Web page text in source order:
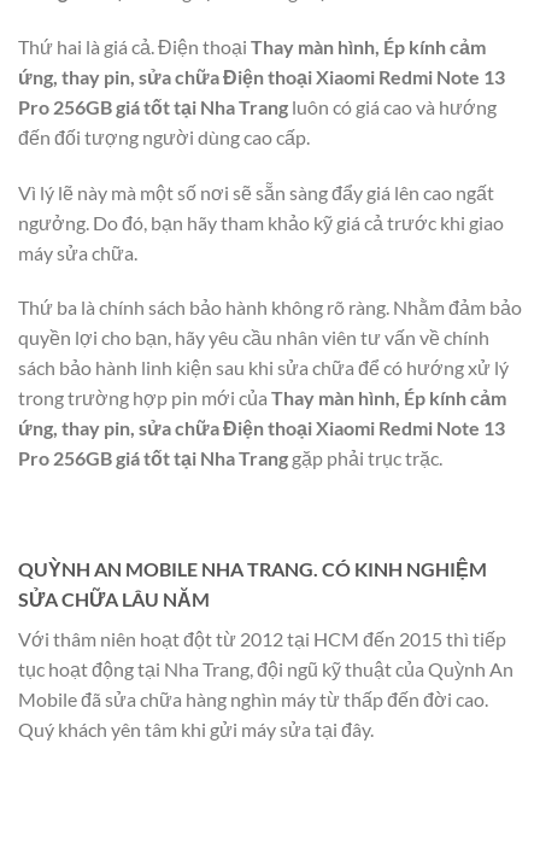
Thứ hai là giá cả. Điện thoại Thay màn hình, Ép kính cảm
ứng, thay pin, sửa chữa Điện thoại Xiaomi Redmi Note 13
Pro 256GB giá tốt tại Nha Trang luôn có giá cao và hướng
đến đối tượng người dùng cao cấp.
Vì lý lẽ này mà một số nơi sẽ sẵn sàng đẩy giá lên cao ngất
ngưởng. Do đó, bạn hãy tham khảo kỹ giá cả trước khi giao
máy sửa chữa.
Thứ ba là chính sách bảo hành không rõ ràng. Nhằm đảm bảo
quyền lợi cho bạn, hãy yêu cầu nhân viên tư vấn về chính
sách bảo hành linh kiện sau khi sửa chữa để có hướng xử lý
trong trường hợp pin mới của Thay màn hình, Ép kính cảm
ứng, thay pin, sửa chữa Điện thoại Xiaomi Redmi Note 13
Pro 256GB giá tốt tại Nha Trang gặp phải trục trặc.
QUỲNH AN MOBILE NHA TRANG. CÓ KINH NGHIỆM
SỬA CHỮA LÂU NĂM
Với thâm niên hoạt đột từ 2012 tại HCM đến 2015 thì tiếp
tục hoạt động tại Nha Trang, đội ngũ kỹ thuật của Quỳnh An
Mobile đã sửa chữa hàng nghìn máy từ thấp đến đời cao.
Quý khách yên tâm khi gửi máy sửa tại đây.